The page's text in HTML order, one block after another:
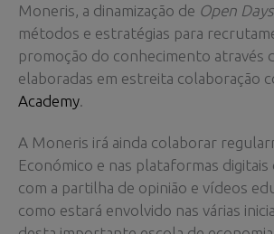
Moneris, a dinamização de Open Days
métodos e estratégias para
promoção do conhecimento através
elaboradas em estreita colaboração
Academy.
A Moneris irá ainda colaborar
Económico e nas plataformas digitais
com a partilha de opinião e vídeos
como estará envolvido nas várias